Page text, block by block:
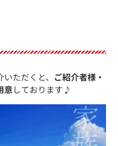
ただくと、 ご紹介者様・
意 しております♪